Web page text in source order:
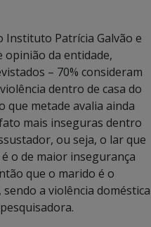
Instituto Patrícia Galvão e
opinião da entidade,
– 70% consideram
dentro de casa do
que metade avalia ainda
mais inseguras dentro
ou seja, o lar que
o de maior insegurança
que o marido é o
a violência doméstica